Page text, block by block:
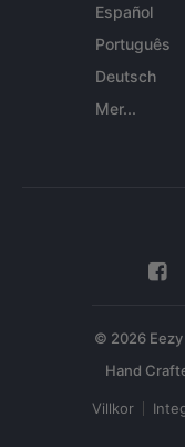
Español
Português
Deutsch
Mer...
© 2026
Villkor